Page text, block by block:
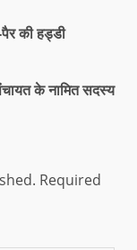
की हड्डी
के नामित सदस्य
Required